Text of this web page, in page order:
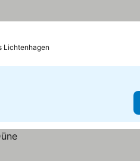
Lichtenhagen